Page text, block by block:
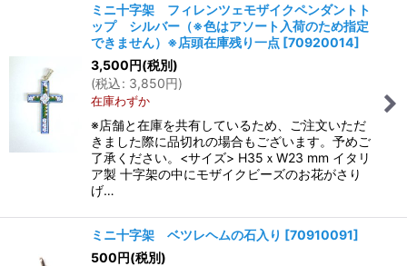
ミニ十字架 フィレンツェモザイクペンダントト
ップ シルバー（※色はアソート入荷のため指定
できません）※店頭在庫残り一点 [70920014]
3,500円(税別)
(税込: 3,850円)
在庫わずか
※店舗と在庫を共有しているため、ご注文いただ
きました際に品切れの場合もございます。予めご
了承ください。<サイズ> H35ｘW23 mm イタリ
ア製 十字架の中にモザイクビーズのお花がさり
げ…
ミニ十字架 ベツレヘムの石入り [70910091]
500円(税別)